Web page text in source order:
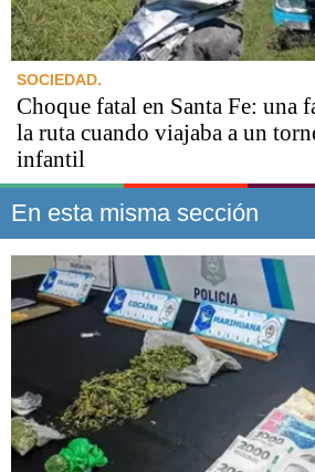
SOCIEDAD.
Choque fatal en Santa Fe: una
la ruta cuando viajaba a un
infantil
En esta misma sección